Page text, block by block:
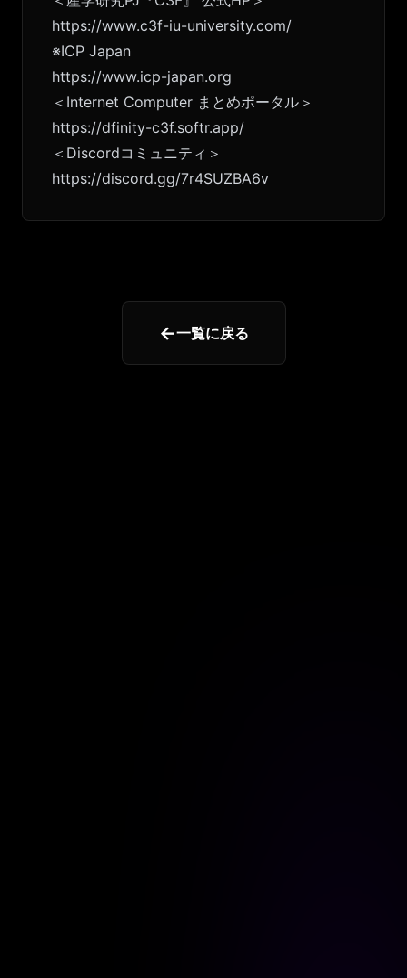
https://www.c3f-iu-university.com/
※ICP Japan
https://www.icp-japan.org
＜Internet Computer まとめポータル＞
https://dfinity-c3f.softr.app/
＜Discordコミュニティ＞
https://discord.gg/7r4SUZBA6v
←一覧に戻る